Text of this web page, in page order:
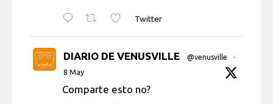
Twitter
DIARIO DE VENUSVILLE @venusville
·
8 May
Comparte esto no?